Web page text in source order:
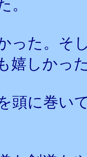
。
った。そ
嬉しかっ
頭に巻い